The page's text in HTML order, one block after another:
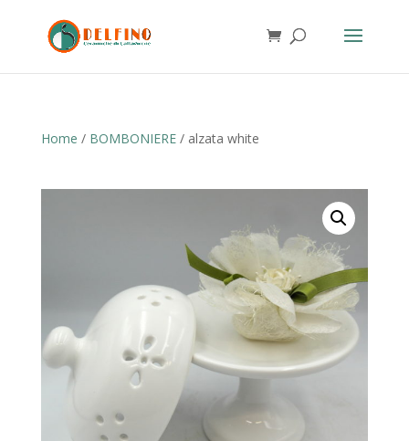
Home / BOMBONIERE/ alzata white